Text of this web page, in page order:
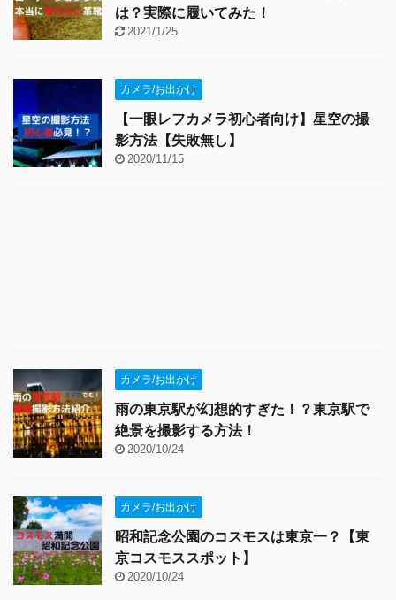
は？実際に履いてみた！
2021/1/25
カメラ/お出かけ
【一眼レフカメラ初心者向け】星空の撮
影方法【失敗無し】
2020/11/15
カメラ/お出かけ
雨の東京駅が幻想的すぎた！？東京駅で
絶景を撮影する方法！
2020/10/24
カメラ/お出かけ
昭和記念公園のコスモスは東京一？【東
京コスモススポット】
2020/10/24